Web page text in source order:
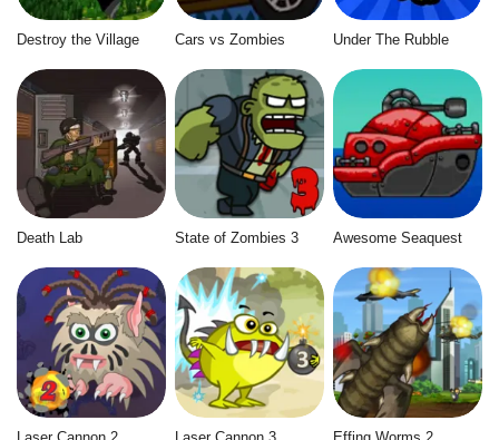
Destroy the Village Cars vs Zombies Under The Rubble
Death Lab State of Zombies 3 Awesome Seaquest